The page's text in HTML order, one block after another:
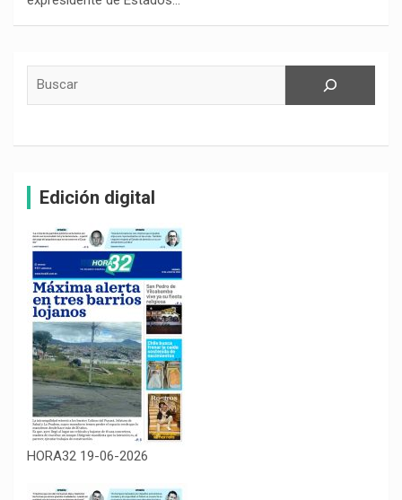
Edición digital
HORA32 19-06-2026